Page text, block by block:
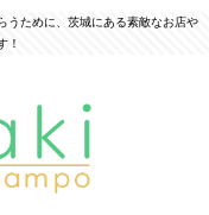
うために、茨城にある素敵なお店や
！